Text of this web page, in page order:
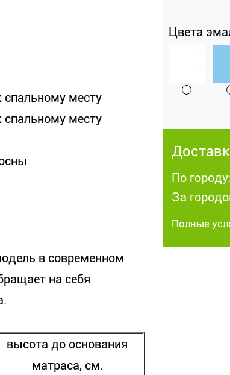
спальному месту
спальному месту
в современном
на себя
высота до основания
матраса, см.
Цвета
По
За
Полные